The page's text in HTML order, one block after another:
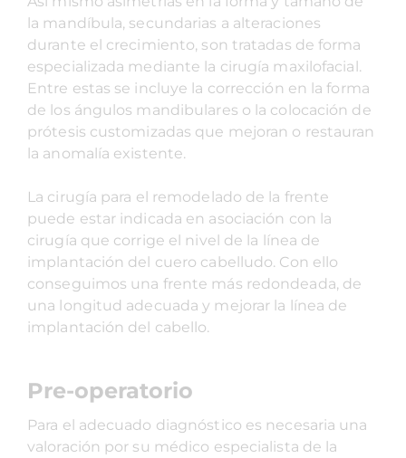
la mandíbula, secundarias a alteraciones
durante el crecimiento, son tratadas de forma
especializada mediante la cirugía maxilofacial.
Entre estas se incluye la corrección en la forma
de los ángulos mandibulares o la colocación de
prótesis customizadas que mejoran o restauran
la anomalía existente.
La cirugía para el remodelado de la frente
puede estar indicada en asociación con la
cirugía que corrige el nivel de la línea de
implantación del cuero cabelludo. Con ello
conseguimos una frente más redondeada, de
una longitud adecuada y mejorar la línea de
implantación del cabello.
Pre-operatorio
Para el adecuado diagnóstico es necesaria una
valoración por su médico especialista de la